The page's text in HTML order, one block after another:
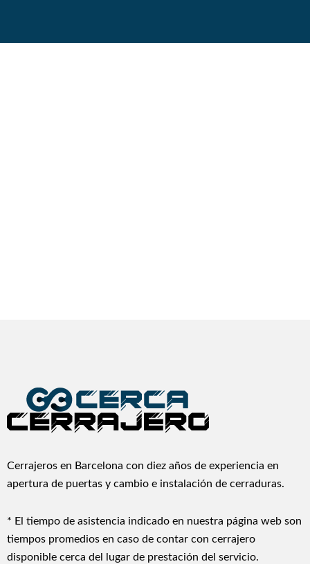
Cerrajeros en Barcelona con diez años de experiencia en
apertura de puertas y cambio e instalación de cerraduras.
* El tiempo de asistencia indicado en nuestra página web son
tiempos promedios en caso de contar con cerrajero
disponible cerca del lugar de prestación del servicio.